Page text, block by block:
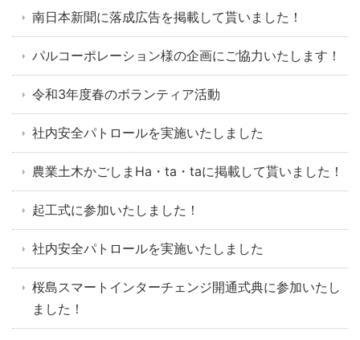
南日本新聞に落成広告を掲載して貰いました！
パルコーポレーション様の企画にご協力いたします！
令和3年度春のボランティア活動
社内安全パトロールを実施いたしました
農業土木かごしまHa・ta・taに掲載して貰いました！
起工式に参加いたしました！
社内安全パトロールを実施いたしました
桜島スマートインターチェンジ開通式典に参加いたし
ました！